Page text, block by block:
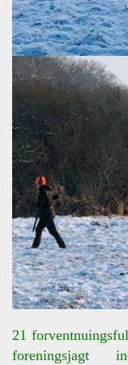
21
foreningsjagt